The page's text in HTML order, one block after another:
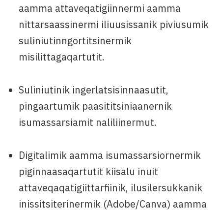
aamma attaveqatigiinnermi aamma
nittarsaassinermi iliuusissanik piviusumik
suliniutinngortitsinermik
misilittagaqartutit.
Suliniutinik ingerlatsisinnaasutit,
pingaartumik paasititsiniaanernik
isumassarsiamit naliliinermut.
Digitalimik aamma isumassarsiornermik
piginnaasaqartutit kiisalu inuit
attaveqaqatigiittarfiinik, ilusilersukkanik
inissitsiterinermik (Adobe/Canva) aamma